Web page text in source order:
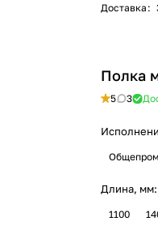
Доставка :
Полка
5 3
Длина, мм:
1100